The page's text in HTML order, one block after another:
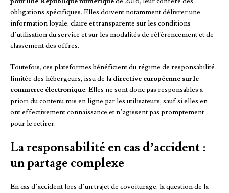
obligations spécifiques. Elles doivent notamment délivrer une
information loyale, claire et transparente sur les conditions
d’utilisation du service et sur les modalités de référencement et de
classement des offres.
Toutefois, ces plateformes bénéficient du régime de responsabilité
limitée des hébergeurs, issu de la directive européenne sur le
commerce électronique. Elles ne sont donc pas responsables a
priori du contenu mis en ligne par les utilisateurs, sauf si elles en
ont effectivement connaissance et n’agissent pas promptement
pour le retirer.
La responsabilité en cas d’accident :
un partage complexe
En cas d’accident lors d’un trajet de covoiturage, la question de la